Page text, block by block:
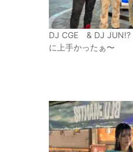
DJ CGE & DJ
に上手かったぁ〜